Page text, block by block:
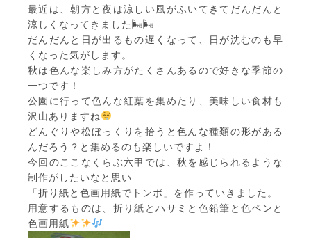
最近は、朝方と夜は涼しい風がふいてきてだんだんと
涼しくなってきました🌬🌬
だんだんと日が出るもの遅くなって、日が沈むのも早
くなった気がします。
秋は色んな楽しみ方がたくさんあるので好きな季節の
一つです！
公園に行って色んな紅葉を集めたり、美味しい食材も
沢山ありますね
どんぐりや松ぼっくりを拾うと色んな種類の形がある
んだろう？と集めるのも楽しいですよ！
今回のここなくらぶ六甲では、秋を感じられるような
制作がしたいなと思い
「折り紙と色画用紙でトンボ」を作っていきました。
用意するものは、折り紙とハサミと色鉛筆と色ペンと
色画用紙